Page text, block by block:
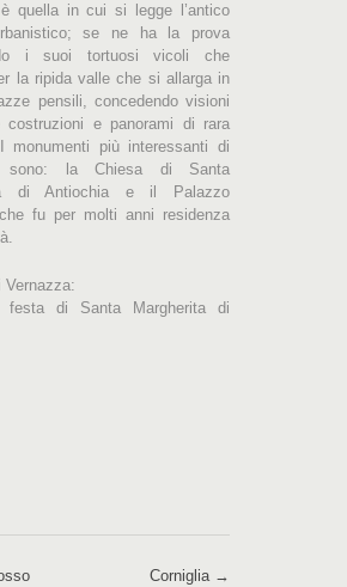
quella in cui si legge l’antico
se ne ha la prova
i suoi tortuosi vicoli che
la ripida valle che si allarga in
pensili, concedendo visioni
costruzioni e panorami di rara
monumenti più interessanti di
sono: la Chiesa di Santa
di Antiochia e il Palazzo
fu per molti anni residenza
Vernazza:
festa di Santa Margherita di
Corniglia →